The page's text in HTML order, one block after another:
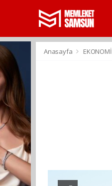
Anasayfa EKONOMİ